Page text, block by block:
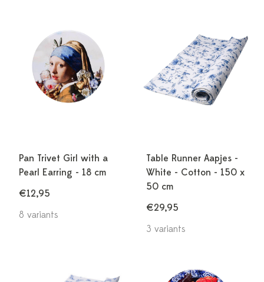
Pan Trivet Girl with a
Pearl Earring - 18 cm
€12,95
8 variants
Table Runner Aapjes -
White - Cotton - 150 x
50 cm
€29,95
3 variants